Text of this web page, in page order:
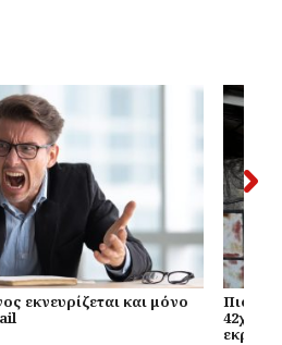
εκνευρίζεται και μόνο
Πιο